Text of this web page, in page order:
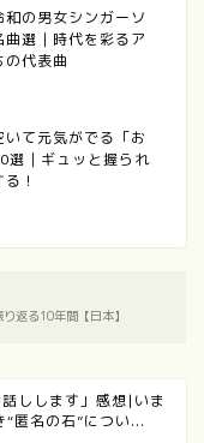
和の男女シンガーソ
曲選｜時代を彩るア
の代表曲
いて元気がでる「お
選｜ギュッと握られ
！
返る10年間【日本】
しします」感想|いま
匿名の石”につい...